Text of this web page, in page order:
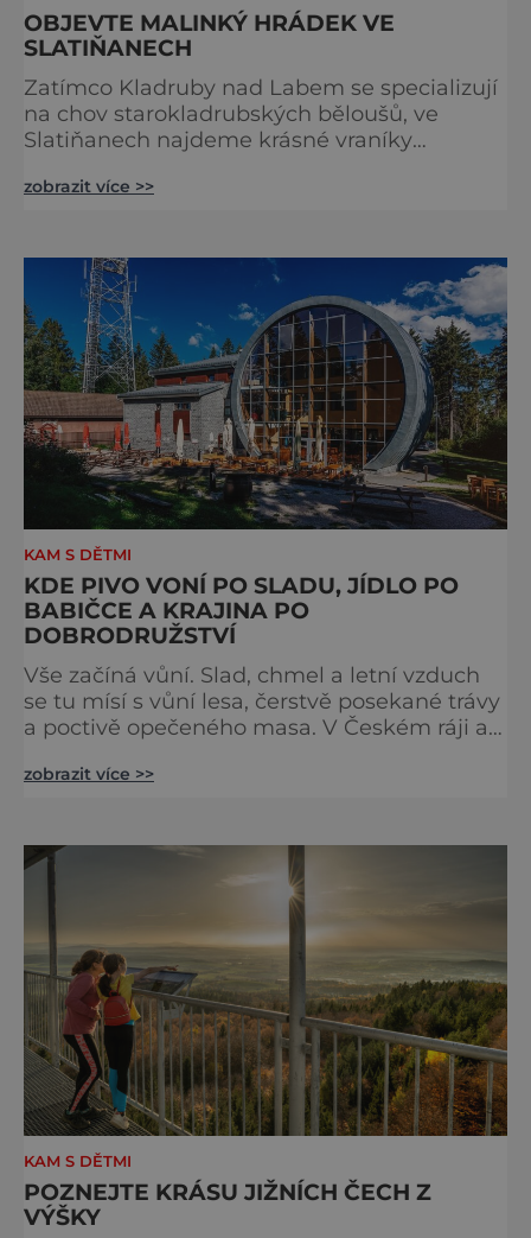
OBJEVTE MALINKÝ HRÁDEK VE
SLATIŇANECH
Zatímco Kladruby nad Labem se specializují
na chov starokladrubských běloušů, ve
Slatiňanech najdeme krásné vraníky
budově zámku se dozvíte více o chovu
některé exponáty připomínají využití koní ve
vojenství, dopravě, honech či dostizích.
[caption id="attachment_74515
zobrazit více >>
KAM S DĚTMI
KDE PIVO VONÍ PO SLADU, JÍDLO PO
BABIČCE A KRAJINA PO
DOBRODRUŽSTVÍ
Vše začíná vůní. Slad, chmel a letní vzduch
se tu mísí s vůní lesa, čerstvě posekané trávy
a poctivě opečeného masa. V Českém ráji a
doušky – a ty tady tečou proudem. Není to
ví, že k dokonalému dni patří nejen výhled,
zobrazit více >>
KAM S DĚTMI
POZNEJTE KRÁSU JIŽNÍCH ČECH Z
VÝŠKY